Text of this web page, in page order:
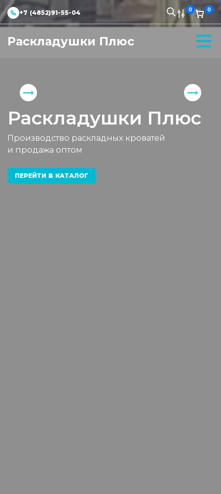
+7 (4852)91-55-04 0 0
Раскладушки Плюс
Раскладушки Плюс
Производство раскладных кроватей
и продажа оптом
ПЕРЕЙТИ В КАТАЛОГ